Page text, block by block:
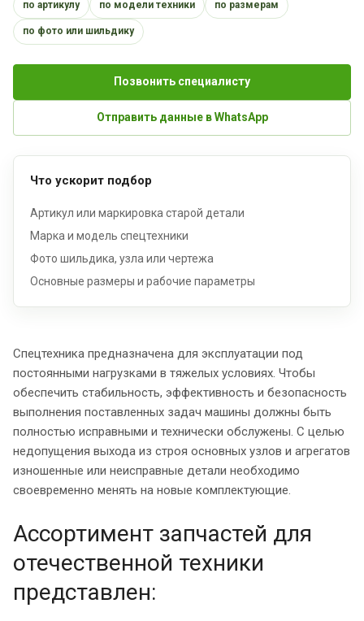
по артикулу по модели техники по размерам
по фото или шильдику
Позвонить специалисту
Отправить данные в WhatsApp
Что ускорит подбор
Артикул или маркировка старой детали
Марка и модель спецтехники
Фото шильдика, узла или чертежа
Основные размеры и рабочие параметры
Спецтехника предназначена для эксплуатации под
постоянными нагрузками в тяжелых условиях. Чтобы
обеспечить стабильность, эффективность и безопасность
выполнения поставленных задач машины должны быть
полностью исправными и технически обслужены. С целью
недопущения выхода из строя основных узлов и агрегатов
изношенные или неисправные детали необходимо
своевременно менять на новые комплектующие.
Ассортимент запчастей для
отечественной техники
представлен: